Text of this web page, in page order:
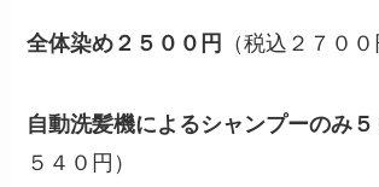
全体染め２５００円 （税込２７００
自動洗髪機によるシャンプーのみ５
５４０円）